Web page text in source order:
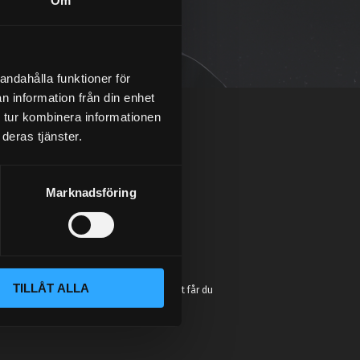
funktioner för
information från din enhet
kombinera informationen
tjänster.
Marknadsföring
TILLÅT ALLA
kundtjänst och mångårig erfarenhet får du
blir tom!